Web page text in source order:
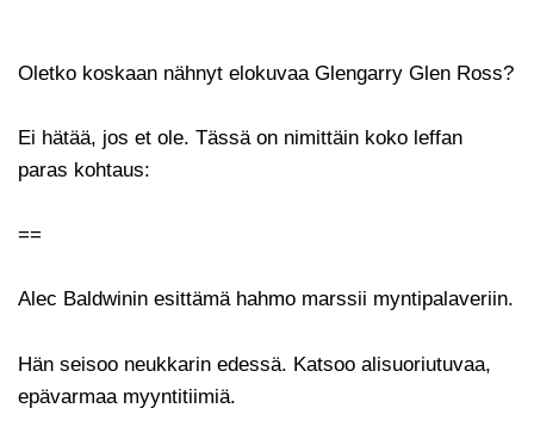
Oletko koskaan nähnyt elokuvaa Glengarry Glen Ross?
Ei hätää, jos et ole. Tässä on nimittäin koko leffan
paras kohtaus:
==
Alec Baldwinin esittämä hahmo marssii myntipalaveriin.
Hän seisoo neukkarin edessä. Katsoo alisuoriutuvaa,
epävarmaa myyntitiimiä.